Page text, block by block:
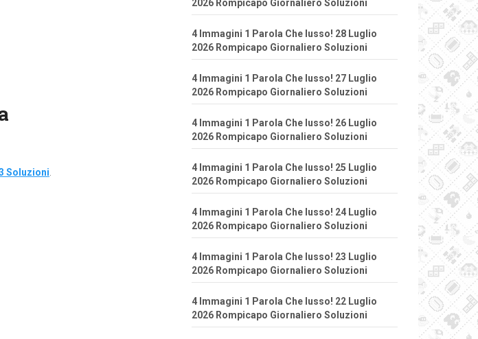
Soluzioni
2026 Rompicapo Giornaliero Soluzioni
4 Immagini 1 Parola Che lusso! 28 Luglio
2026 Rompicapo Giornaliero Soluzioni
4 Immagini 1 Parola Che lusso! 27 Luglio
2026 Rompicapo Giornaliero Soluzioni
4 Immagini 1 Parola Che lusso! 26 Luglio
2026 Rompicapo Giornaliero Soluzioni
4 Immagini 1 Parola Che lusso! 25 Luglio
2026 Rompicapo Giornaliero Soluzioni
4 Immagini 1 Parola Che lusso! 24 Luglio
2026 Rompicapo Giornaliero Soluzioni
4 Immagini 1 Parola Che lusso! 23 Luglio
2026 Rompicapo Giornaliero Soluzioni
4 Immagini 1 Parola Che lusso! 22 Luglio
2026 Rompicapo Giornaliero Soluzioni